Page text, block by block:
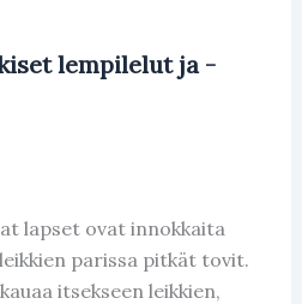
lempilelut ja -
lapset ovat innokkaita
parissa pitkät tovit.
itsekseen leikkien,